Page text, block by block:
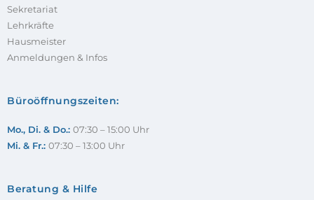
Sekretariat
Lehrkräfte
Hausmeister
Anmeldungen & Infos
Büroöffnungszeiten:
Mo., Di. & Do.: 07:30 – 15:00 Uhr
Mi. & Fr.: 07:30 – 13:00 Uhr
Beratung & Hilfe